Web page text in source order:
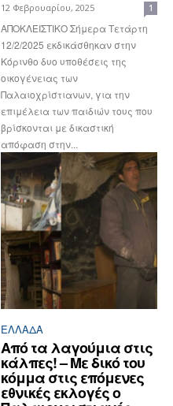
12 Φεβρουαρίου, 2025 1
ΑΠΟΚΛΕΙΣΤΙΚΟ Σήμερα Τετάρτη
12/2/2025 εκδικάσθηκαν στην
Κόρινθο δυο υποθέσεις της
οικογένειας των
Παλαιοχρίστιανων, για την
επιμέλεια των παιδιών τους που
βρίσκονται με δικαστική
απόφαση στην...
ΕΛΛΆΔΑ
Από τα λαγούμια στις
κάλπες! – Με δικό του
κόμμα στις επόμενες
εθνικές εκλογές ο